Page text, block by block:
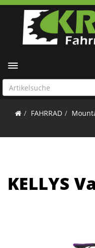
Toggle navigation
FAHRRAD
KELLYS